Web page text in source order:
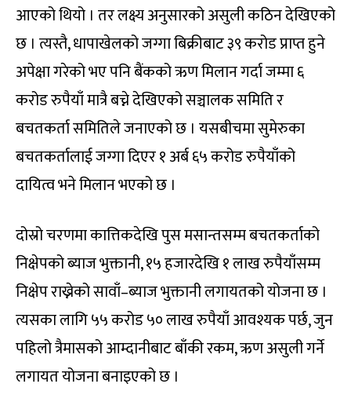
आएको थियो । तर लक्ष्य अनुसारको असुली कठिन देखिएको
छ । त्यस्तै, धापाखेलको जग्गा बिक्रीबाट ३९ करोड प्राप्त हुने
अपेक्षा गरेको भए पनि बैंकको ऋण मिलान गर्दा जम्मा ६
करोड रुपैयाँ मात्रै बच्ने देखिएको सञ्चालक समिति र
बचतकर्ता समितिले जनाएको छ । यसबीचमा सुमेरुका
बचतकर्तालाई जग्गा दिएर १ अर्ब ६५ करोड रुपैयाँको
दायित्व भने मिलान भएको छ ।
दोस्रो चरणमा कात्तिकदेखि पुस मसान्तसम्म बचतकर्ताको
निक्षेपको ब्याज भुक्तानी, १५ हजारदेखि १ लाख रुपैयाँसम्म
निक्षेप राख्नेको सावाँ–ब्याज भुक्तानी लगायतको योजना छ ।
त्यसका लागि ५५ करोड ५० लाख रुपैयाँ आवश्यक पर्छ, जुन
पहिलो त्रैमासको आम्दानीबाट बाँकी रकम, ऋण असुली गर्ने
लगायत योजना बनाइएको छ ।